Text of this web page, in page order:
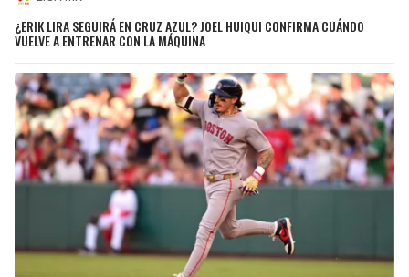
¿ERIK LIRA SEGUIRÁ EN CRUZ AZUL? JOEL HUIQUI CONFIRMA CUÁNDO
VUELVE A ENTRENAR CON LA MÁQUINA